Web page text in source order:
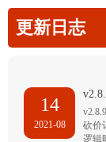
更新日志
14
2021-08
砍价
逻辑